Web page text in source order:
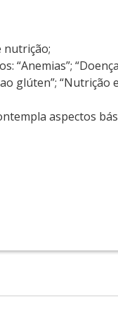
nutrição;
“Anemias”; “Doença
glúten”; “Nutrição
aspectos